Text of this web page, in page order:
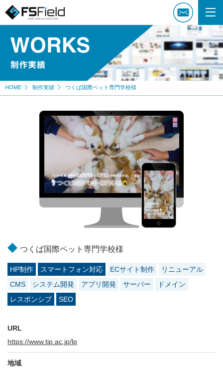
HOME 制作実績 つくば国際ペット専門学校様
つくば国際ペット専門学校様
HP制作 スマートフォン対応 ECサイト制作
リニューアル
CMS
システム開発 アプリ開発 サーバー
ドメイン
レスポンシブ
SEO
URL
https://www.tip.ac.jp/lp
地域